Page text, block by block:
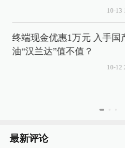
10-13
终端现金优惠1万元 入手国
油“汉兰达”值不值？
10-12
最新评论